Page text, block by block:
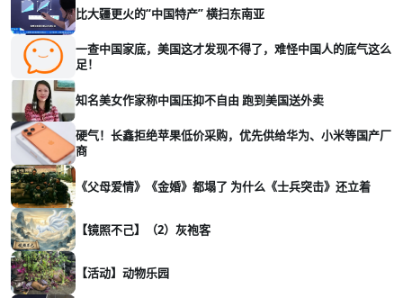
比大疆更火的“中国特产” 横扫东南亚
一查中国家底，美国这才发现不得了，难怪中国人的底气这么
足！
知名美女作家称中国压抑不自由 跑到美国送外卖
硬气！长鑫拒绝苹果低价采购，优先供给华为、小米等国产厂
商
《父母爱情》《金婚》都塌了 为什么《士兵突击》还立着
【镜照不己】（2）灰袍客
【活动】动物乐园